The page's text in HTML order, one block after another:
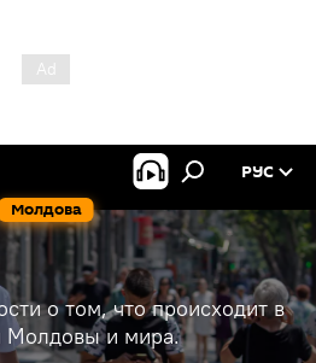
Молдова
РУС
о том, что происходит в
Молдовы и мира.